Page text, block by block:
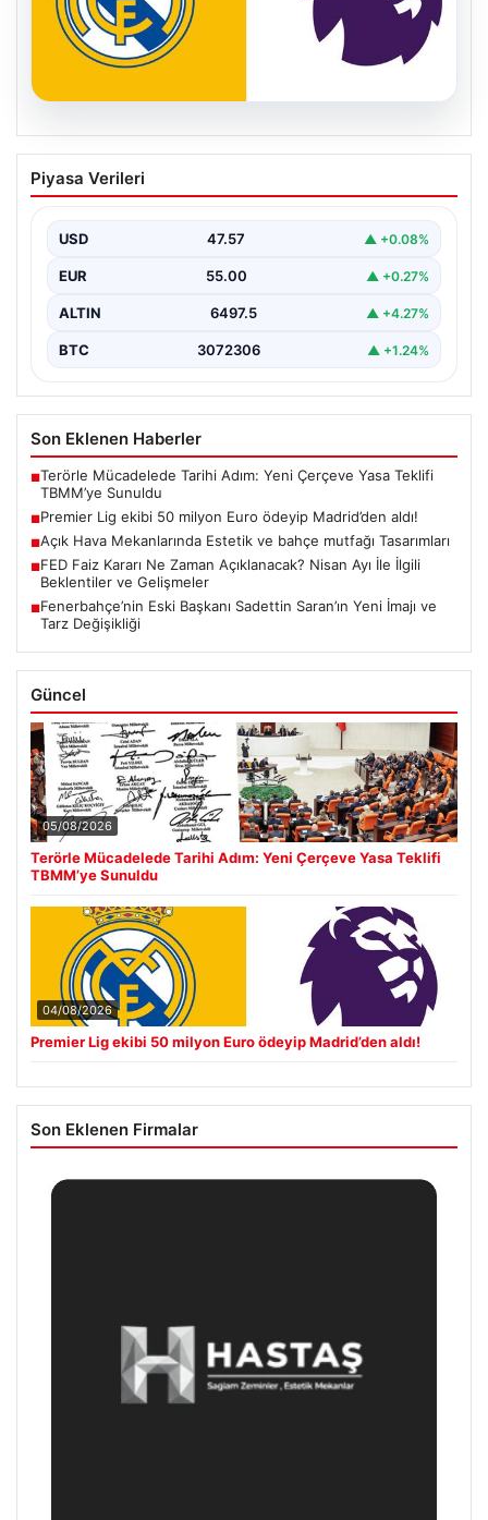
04.08.2026
Premier Lig ekibi 50 milyon Euro ödeyip
Madrid’den aldı!
Piyasa Verileri
USD 47.57 ▲ +0.08%
EUR 55.00 ▲ +0.27%
ALTIN 6497.5 ▲ +4.27%
BTC 3072306 ▲ +1.24%
Son Eklenen Haberler
■Terörle Mücadelede Tarihi Adım: Yeni Çerçeve Yasa Teklifi
TBMM’ye Sunuldu
■Premier Lig ekibi 50 milyon Euro ödeyip Madrid’den aldı!
■Açık Hava Mekanlarında Estetik ve bahçe mutfağı Tasarımları
■FED Faiz Kararı Ne Zaman Açıklanacak? Nisan Ayı İle İlgili
Beklentiler ve Gelişmeler
■Fenerbahçe’nin Eski Başkanı Sadettin Saran’ın Yeni İmajı ve
Tarz Değişikliği
Güncel
05/08/2026
Terörle Mücadelede Tarihi Adım: Yeni Çerçeve Yasa Teklifi
TBMM’ye Sunuldu
04/08/2026
Premier Lig ekibi 50 milyon Euro ödeyip Madrid’den aldı!
Son Eklenen Firmalar